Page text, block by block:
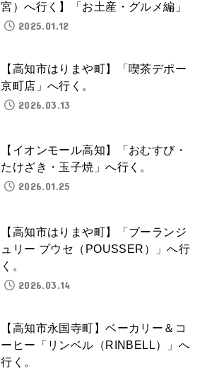
宮）へ行く】「お土産・グルメ編」
2025.01.12
【高知市はりまや町】「喫茶デポー
京町店」へ行く。
2026.03.13
【イオンモール高知】「おむすび・
たけざき・玉子焼」へ行く。
2026.01.25
【高知市はりまや町】「ブーランジ
ュリー プウセ（POUSSER）」へ行
く。
2026.03.14
【高知市永国寺町】ベーカリー＆コ
ーヒー「リンベル（RINBELL）」へ
行く。